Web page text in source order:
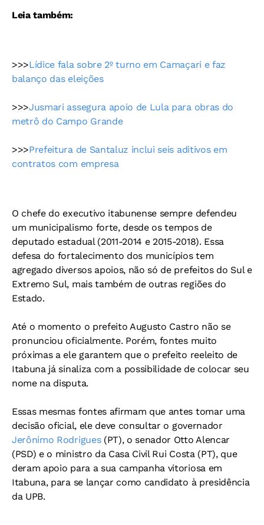
Leia também:
>>>Lídice fala sobre 2º turno em Camaçari e faz
balanço das eleições
>>>Jusmari assegura apoio de Lula para obras do
metrô do Campo Grande
>>>Prefeitura de Santaluz inclui seis aditivos em
contratos com empresa
O chefe do executivo itabunense sempre defendeu
um municipalismo forte, desde os tempos de
deputado estadual (2011-2014 e 2015-2018). Essa
defesa do fortalecimento dos municípios tem
agregado diversos apoios, não só de prefeitos do Sul e
Extremo Sul, mais também de outras regiões do
Estado.
Até o momento o prefeito Augusto Castro não se
pronunciou oficialmente. Porém, fontes muito
próximas a ele garantem que o prefeito reeleito de
Itabuna já sinaliza com a possibilidade de colocar seu
nome na disputa.
Essas mesmas fontes afirmam que antes tomar uma
decisão oficial, ele deve consultar o governador
Jerônimo Rodrigues(PT), o senador Otto Alencar
(PSD) e o ministro da Casa Civil Rui Costa (PT), que
deram apoio para a sua campanha vitoriosa em
Itabuna, para se lançar como candidato à presidência
da UPB.